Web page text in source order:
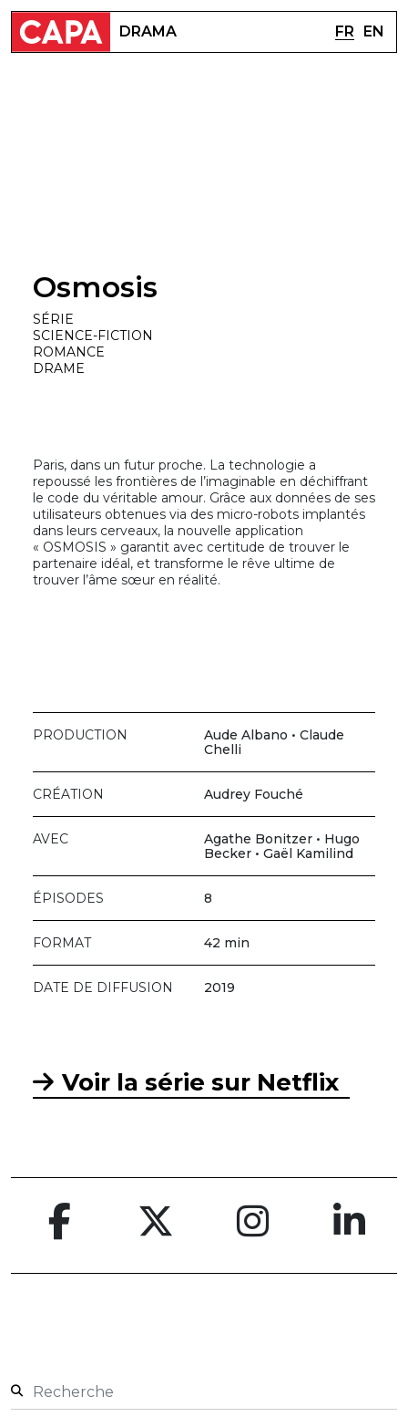
DRAMA FR EN
Osmosis
SÉRIE
SCIENCE-FICTION
ROMANCE
DRAME
Paris, dans un futur proche. La technologie a
repoussé les frontières de l’imaginable en déchiffrant
le code du véritable amour. Grâce aux données de ses
utilisateurs obtenues via des micro-robots implantés
dans leurs cerveaux, la nouvelle application
« OSMOSIS » garantit avec certitude de trouver le
partenaire idéal, et transforme le rêve ultime de
trouver l’âme sœur en réalité.
PRODUCTION
Aude Albano • Claude
Chelli
CRÉATION Audrey Fouché
AVEC
Agathe Bonitzer • Hugo
Becker • Gaël Kamilind
ÉPISODES 8
FORMAT 42 min
DATE DE DIFFUSION 2019
Voir la série sur Netflix